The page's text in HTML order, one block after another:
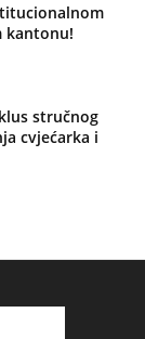
kantonu!
stručnog
cvjećarka i